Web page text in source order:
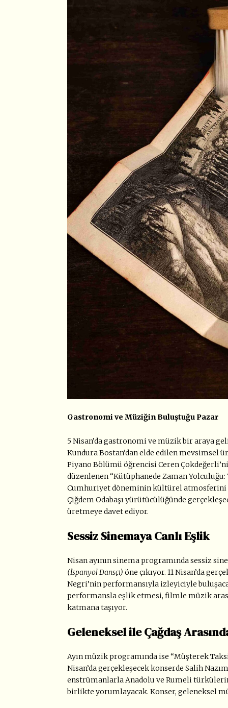
Gastronomi ve Müziğin Buluştuğu Pazar
5 Nisan’da gastronomi ve müzik bir araya
Kundura Bostan’dan elde edilen mevsimsel
Piyano Bölümü öğrencisi Ceren
düzenlenen “Kütüphanede Zaman
Cumhuriyet döneminin kültürel atmosferini
Çiğdem Odabaşı yürütücülüğünde
üretmeye davet ediyor.
Sessiz Sinemaya Canlı Eşlik
Nisan ayının sinema programında sessiz
(İspanyol Dansçı) öne çıkıyor. 11 Nisan’da
Negri’nin performansıyla izleyiciyle
performansla eşlik etmesi, filmle müzik
katmana taşıyor.
Geleneksel ile Çağdaş
Ayın müzik programında ise “Müşterek
Nisan’da gerçekleşecek konserde Salih
enstrümanlarla Anadolu ve Rumeli
birlikte yorumlayacak. Konser, geleneksel